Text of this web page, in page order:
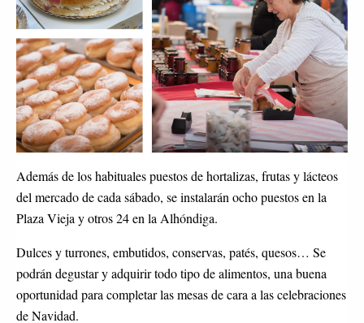
Además de los habituales puestos de hortalizas, frutas y lácteos
del mercado de cada sábado, se instalarán ocho puestos en la
Plaza Vieja y otros 24 en la Alhóndiga.
Dulces y turrones, embutidos, conservas, patés, quesos… Se
podrán degustar y adquirir todo tipo de alimentos, una buena
oportunidad para completar las mesas de cara a las celebraciones
de Navidad.